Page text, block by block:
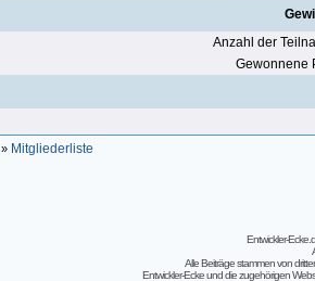
Anzahl der
Gewonnene
» Mitgliederliste
Entwickler-
Alle Beiträge stammen von
Entwickler-Ecke und die zugehörigen